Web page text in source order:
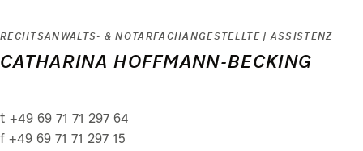
RECHTSANWALTS- & NOTARFACHANGESTELLTE | ASSISTENZ
CATHARINA HOFFMANN-BECKING
t +49 69 71 71 297 64
f +49 69 71 71 297 15